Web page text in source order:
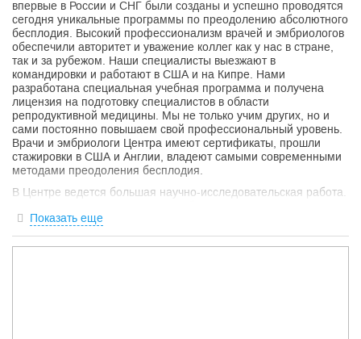
впервые в России и СНГ были созданы и успешно проводятся
сегодня уникальные программы по преодолению абсолютного
бесплодия. Высокий профессионализм врачей и эмбриологов
обеспечили авторитет и уважение коллег как у нас в стране,
так и за рубежом. Наши специалисты выезжают в
командировки и работают в США и на Кипре. Нами
разработана специальная учебная программа и получена
лицензия на подготовку специалистов в области
репродуктивной медицины. Мы не только учим других, но и
сами постоянно повышаем свой профессиональный уровень.
Врачи и эмбриологи Центра имеют сертификаты, прошли
стажировки в США и Англии, владеют самыми современными
методами преодоления бесплодия.
В Центре ведется большая научно-исследовательская работа.
проблеме бесплодия, принимают активное участие в
российских и международных симпозиумах, съездах и
конференциях, являются членами Российской Ассоциации
Показать еще